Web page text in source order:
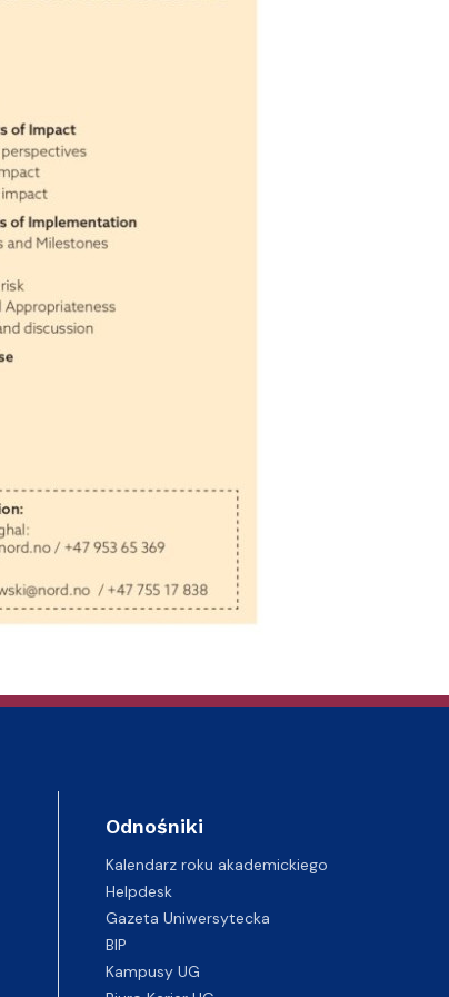
Odnośniki
Kalendarz roku akademickiego
Helpdesk
Gazeta Uniwersytecka
BIP
Kampusy UG